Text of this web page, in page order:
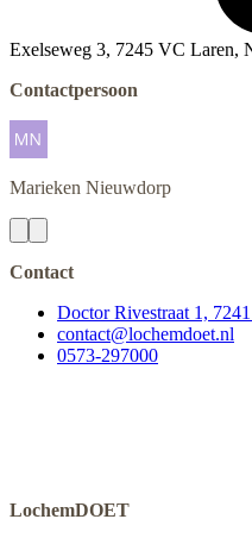
Exelseweg 3, 7245 VC Laren,
Contactpersoon
Marieken Nieuwdorp
Contact
Doctor Rivestraat 1,
contact@lochemdoet.nl
0573-297000
LochemDOET